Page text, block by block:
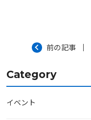
前の記事
Category
イベント